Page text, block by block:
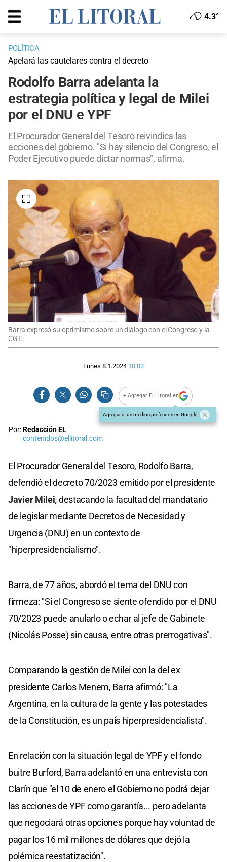
4.3°
POLÍTICA
Apelará las cautelares contra el decreto
Rodolfo Barra adelanta la
estrategia política y legal de Milei
por el DNU e YPF
El Procurador General del Tesoro reivindica las
acciones del gobierno. "Si hay silencio del Congreso, el
Poder Ejecutivo puede dictar normas", afirma.
Barra expresó su optimismo sobre un diálogo con el Congreso y la
CGT.
Lunes 8.1.2024 10:03
+ Agregar El Litoral en
Agregar a tus medios preferidos en Google
Por:Redacción EL
contenidos@ellitoral.com
El Procurador General del Tesoro, Rodolfo Barra,
defendió el decreto 70/2023 emitido por el presidente
Javier Milei,destacando la facultad del mandatario
de legislar mediante Decretos de Necesidad y
Urgencia (DNU) en un contexto de
"hiperpresidencialismo".
Barra, de 77 años, abordó el tema del DNU con
firmeza: "Si el Congreso se siente ofendido por el DNU
70/2023 puede anularlo o echar al jefe de Gabinete
(Nicolás Posse) sin causa, entre otras prerrogativas".
Comparando la gestión de Milei con la del ex
presidente Carlos Menem, Barra afirmó: "La
Argentina, en la cultura de la gente y las potestades
de la Constitución, es un país hiperpresidencialista".
En relación con la situación legal de YPF y el fondo
buitre Burford, Barra adelantó en una entrevista con
Clarín que "el 10 de enero el Gobierno no podrá dejar
las acciones de YPF como garantía... pero adelanta
que negociará otras opciones porque hay voluntad de
pagar los 16 mil millones de dólares que dejó la
polémica reestatización".